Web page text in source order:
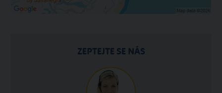
ZEPTEJTE SE NÁS